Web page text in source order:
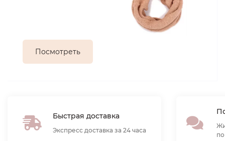
Посмотреть
Быстрая доставка
Экспресс доставка за 24 часа